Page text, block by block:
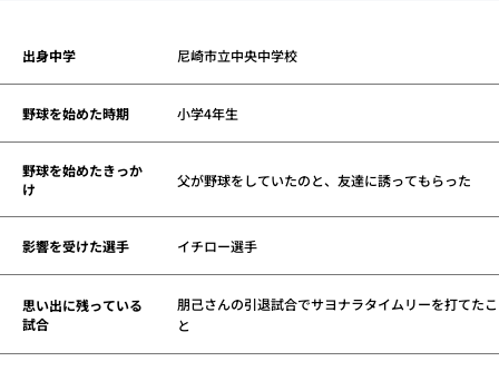
出身中学 尼崎市立中央中学校
野球を始めた時期 小学4年生
野球を始めたきっか
け
父が野球をしていたのと、友達に誘ってもらった
影響を受けた選手 イチロー選手
思い出に残っている
試合
朋己さんの引退試合でサヨナラタイムリーを打てたこ
と